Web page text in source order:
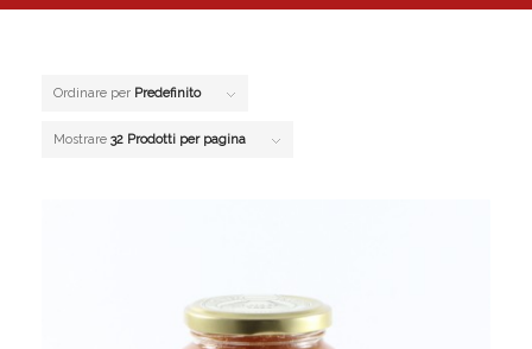
Ordinare per Predefinito
Mostrare 32 Prodotti per pagina